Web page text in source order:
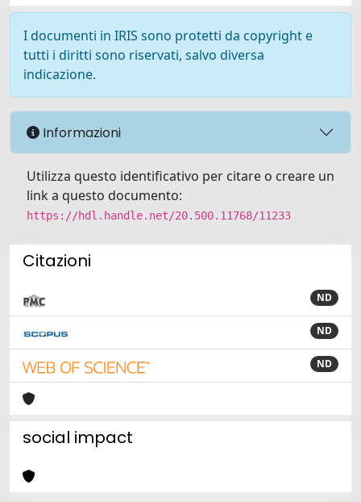
I documenti in IRIS sono protetti da copyright e
tutti i diritti sono riservati, salvo diversa
indicazione.
Informazioni
Utilizza questo identificativo per citare o creare un
link a questo documento:
https://hdl.handle.net/20.500.11768/11233
Citazioni
ND
ND
ND
social impact